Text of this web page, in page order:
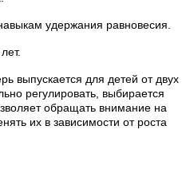
удержания равновесия.
выпускается для детей от двух
регулировать, выбирается
обращать внимание на
их в зависимости от роста